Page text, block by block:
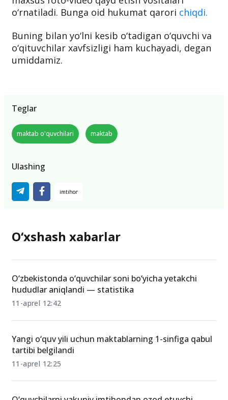
o‘rnatiladi. Bunga oid hukumat qarori chiqdi.
Buning bilan yo‘lni kesib o‘tadigan o‘quvchi va
o‘qituvchilar xavfsizligi ham kuchayadi, degan
umiddamiz.
Teglar
maktab o'quvchilari maktab
Ulashing
O‘xshash xabarlar
O‘zbekistonda o‘quvchilar soni bo‘yicha yetakchi
hududlar aniqlandi — statistika
11-aprel 12:42
Yangi o‘quv yili uchun maktablarning 1-sinfiga qabul
tartibi belgilandi
11-aprel 12:25